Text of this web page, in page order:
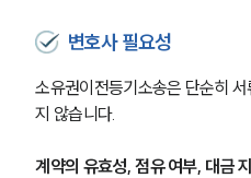
변호사 필요성
소유권이전등기소송은 단순히
지 않습니다.
계약의 유효성, 점유 여부, 대금